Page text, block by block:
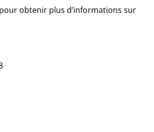
obtenir plus d’informations sur